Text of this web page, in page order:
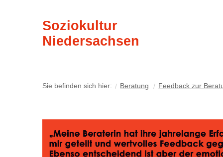
Soziokultur
Niedersachsen
Sie befinden sich hier: Beratung Feedback zur